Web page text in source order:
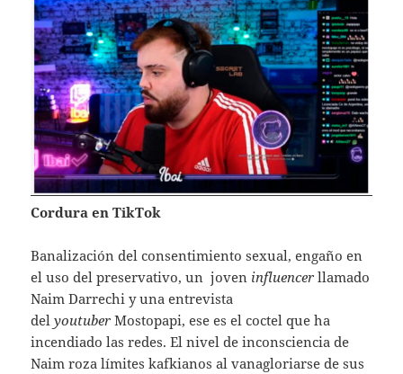
Cordura en TikTok
Banalización del consentimiento sexual, engaño en
el uso del preservativo, un joven influencer llamado
Naim Darrechi y una entrevista
delyoutuber Mostopapi, ese es el coctel que ha
incendiado las redes. El nivel de inconsciencia de
Naim roza límites kafkianos al vanagloriarse de sus